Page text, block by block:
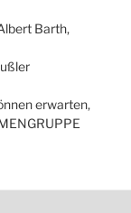
Barth,
erwarten,